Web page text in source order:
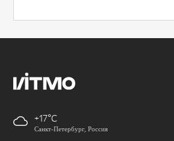
+17
Санкт-Петербург, Россия